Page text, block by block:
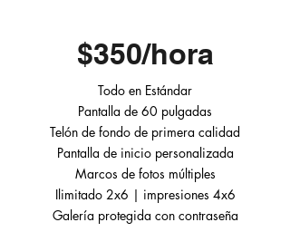
$350/hora
Todo en Estándar
Pantalla de 60 pulgadas
Telón de fondo de primera calidad
Pantalla de inicio personalizada
Marcos de fotos múltiples
Ilimitado 2x6 | impresiones 4x6
Galería protegida con contraseña